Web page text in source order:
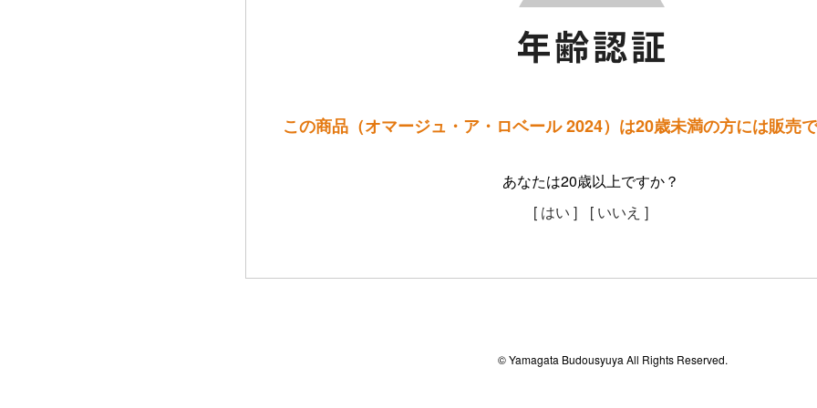
この商品（オマージュ・ア・ロベール 2024）は20歳未満の方には販売で
あなたは20歳以上ですか？
[ はい ]
[ いいえ ]
© Yamagata Budousyuya All Rights Reserved.